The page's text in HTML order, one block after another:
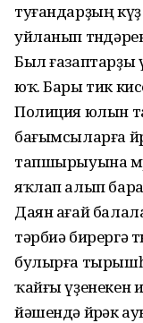
туғандарҙың
уйланып
Был ғазаптарҙы
юҡ. Бары тик
Полиция юлын
бағымсыларға
тапшырыуына
яҡлап алып
Даян ағай
тәрбиә бирергә
булырға
ҡайғы үҙенекен
йәшендә йөрәк